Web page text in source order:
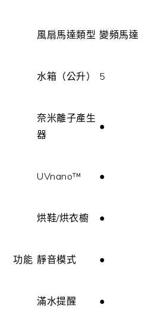
風扇馬達類型 變頻馬達
水箱（公升） 5
功能
奈米離子產生
器
●
UVnano™ ●
烘鞋/烘衣櫥 ●
靜音模式 ●
滿水提醒 ●